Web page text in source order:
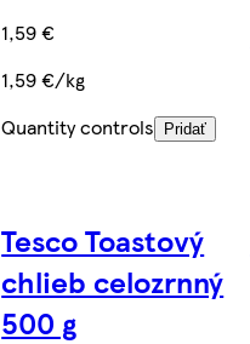
1,59 €
1,59 €/kg
Quantity controls
Pridať
Tesco Toastový
chlieb celozrnný
500 g